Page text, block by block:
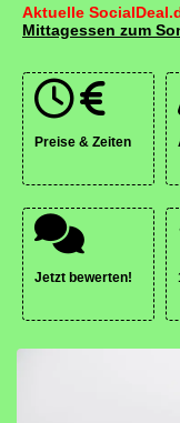
Aktuelle
Mittagessen zum
Preise & Zeiten
Jetzt bewerten!